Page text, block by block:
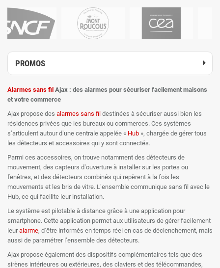
PROMOS
Alarmes sans fil Ajax : des alarmes pour sécuriser facilement maisons
et votre commerce
Ajax propose des alarmes sans fil destinées à sécuriser aussi bien les
résidences privées que les bureaux ou commerces. Ces systèmes
s’articulent autour d’une centrale appelée « Hub », chargée de gérer tous
les détecteurs et accessoires qui y sont connectés.
Parmi ces accessoires, on trouve notamment des détecteurs de
mouvement, des capteurs d’ouverture à installer sur les portes ou
fenêtres, et des détecteurs combinés qui repèrent à la fois les
mouvements et les bris de vitre. L’ensemble communique sans fil avec le
Hub, ce qui facilite leur installation.
Le système est pilotable à distance grâce à une application pour
smartphone. Cette application permet aux utilisateurs de gérer facilement
leuralarme, d’être informés en temps réel en cas de déclenchement, mais
aussi de paramétrer l’ensemble des détecteurs.
Ajax propose également des dispositifs complémentaires tels que des
sirènes intérieures ou extérieures, des claviers et des télécommandes,